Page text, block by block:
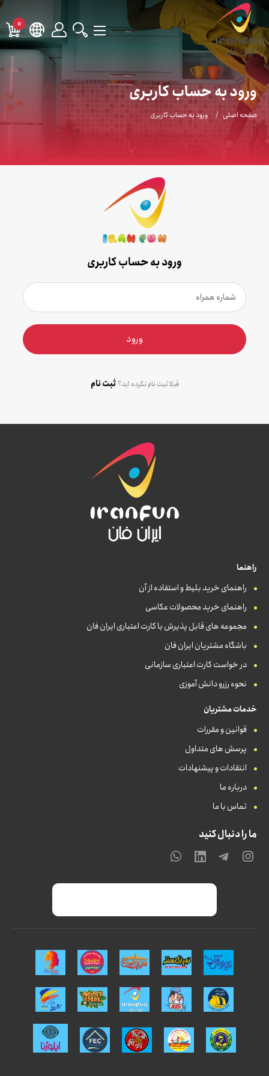
0
ورود به حساب کاربری
صفحه اصلی ورود به حساب کاربری
ورود به حساب کاربری
ورود
قبلا ثبت نام نکرده اید؟ ثبت نام
راهنما
راهنمای خرید بلیط و استفاده از آن
راهنمای خرید محصولات عکاسی
مجموعه های قابل پذیرش با کارت اعتباری ایران فان
باشگاه مشتریان ایران فان
در خواست کارت اعتباری سازمانی
نحوه رزرو دانش آموزی
خدمات مشتریان
قوانین و مقررات
پرسش های متداول
انتقادات و پیشنهادات
درباره ما
تماس با ما
ما را دنبال کنید